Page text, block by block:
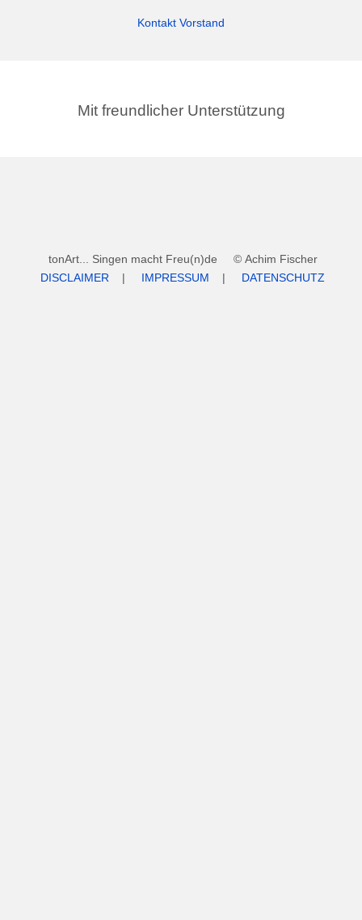
Kontakt Vorstand
Mit freundlicher Unterstützung
tonArt... Singen macht Freu(n)de © Achim Fischer
DISCLAIMER | IMPRESSUM | DATENSCHUTZ